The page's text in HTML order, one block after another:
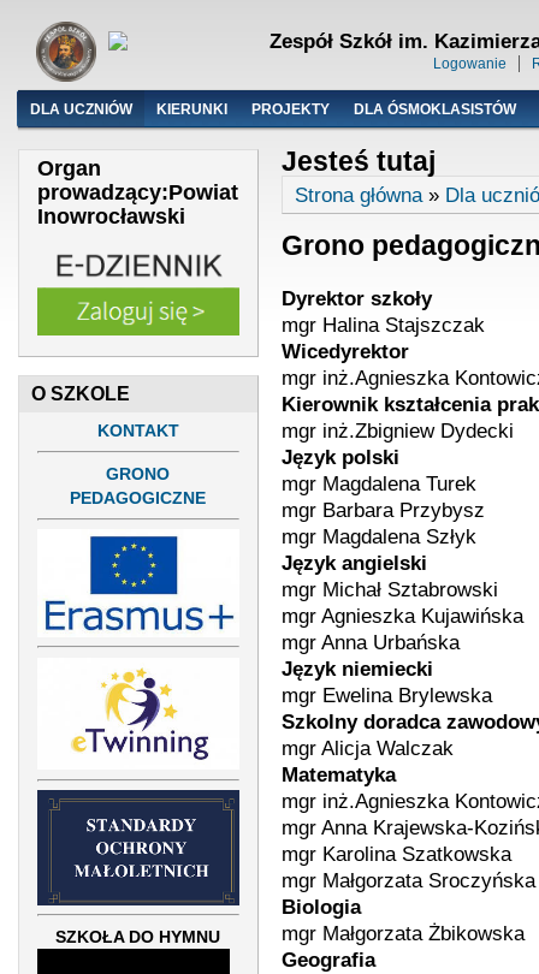
Zespół Szkół im.
Logowanie
Menu główne
DLA UCZNIÓW KIERUNKI PROJEKTY DLA ÓSMOKLASISTÓW
Organ
prowadzący:Powiat
Inowrocławski
O SZKOLE
KONTAKT
GRONO
PEDAGOGICZNE
SZKOŁA DO HYMNU
Jesteś tutaj
Strona główna» Dla
Grono
Dyrektor szkoły
mgr Halina Stajszczak
Wicedyrektor
mgr inż.Agnieszka
Kierownik kształcenia
mgr inż.Zbigniew Dydecki
Język polski
mgr Magdalena Turek
mgr Barbara Przybysz
mgr Magdalena Szłyk
Język angielski
mgr Michał Sztabrowski
mgr Agnieszka Kujawińska
mgr Anna Urbańska
Język niemiecki
mgr Ewelina Brylewska
Szkolny doradca
mgr Alicja Walczak
Matematyka
mgr inż.Agnieszka
mgr Anna Krajewska-
mgr Karolina Szatkowska
mgr Małgorzata Sroczyńska
Biologia
mgr Małgorzata Żbikowska
Geografia